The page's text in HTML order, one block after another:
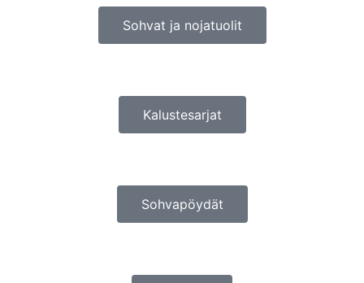
Sohvat ja nojatuolit
Kalustesarjat
Sohvapöydät